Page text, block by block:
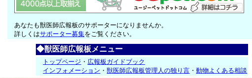
あなたも獣医師広報板のサポーターになりませんか。
詳しくはサポーター募集をご覧ください。
◆獣医師広報板メニュー
トップページ ・ 広報板ガイドブック
インフォメーション ・獣医師広報板管理人の独り言 ・動物よくある相談